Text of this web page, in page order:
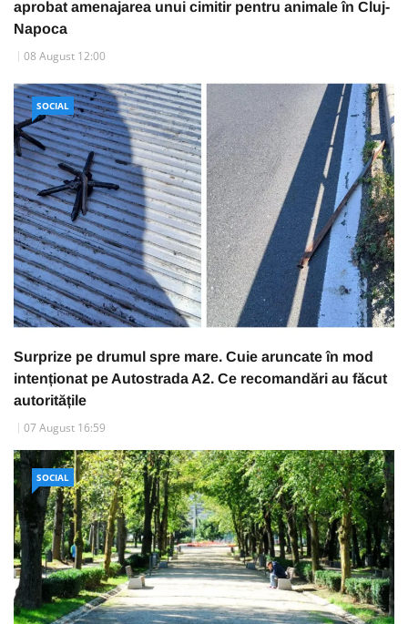
aprobat amenajarea unui cimitir pentru animale în Cluj-
Napoca
08 August 12:00
SOCIAL
Surprize pe drumul spre mare. Cuie aruncate în mod
intenționat pe Autostrada A2. Ce recomandări au făcut
autoritățile
07 August 16:59
SOCIAL